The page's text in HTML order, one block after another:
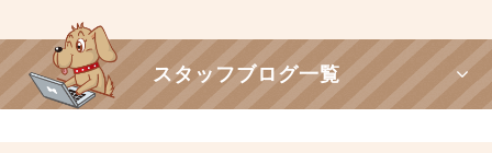
スタッフブログ一覧